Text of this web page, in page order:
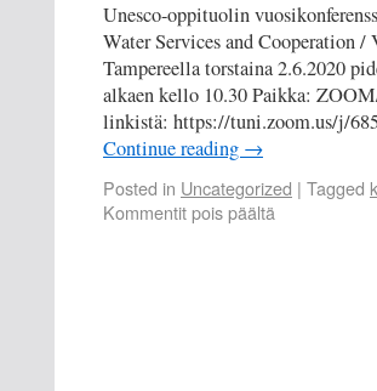
Unesco-oppituolin
Water Services and Cooperation
Tampereella torstaina 2.6.2020
alkaen kello 10.30 Paikka:
linkistä: https://tuni.zoom.us/j/
Continue reading →
Posted in Uncategorized | Tagged
Kommentit pois päältä